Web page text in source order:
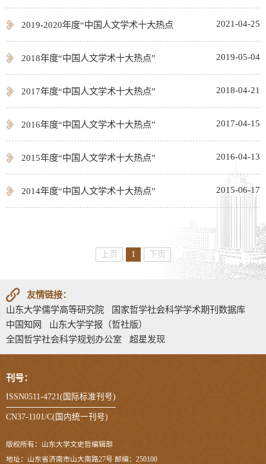
2019-2020年度“中国人文学术十大热点 2021-04-25
2018年度“中国人文学术十大热点” 2019-05-04
2017年度“中国人文学术十大热点” 2018-04-21
2016年度“中国人文学术十大热点” 2017-04-15
2015年度“中国人文学术十大热点” 2016-04-13
2014年度“中国人文学术十大热点” 2015-06-17
上页 1 下页
友情链接：
山东大学儒学高等研究院
国家哲学社会科学学术期刊数据库
中国知网
山东大学学报（哲社版）
全国哲学社会科学规划办公室
超星发现
刊号：
ISSN0511-4721(国际标准刊号)
CN37-1101/C(国内统一刊号)
版权所有：山东大学文史哲编辑部
地址：山东省济南市山大南路27号 邮编：250100